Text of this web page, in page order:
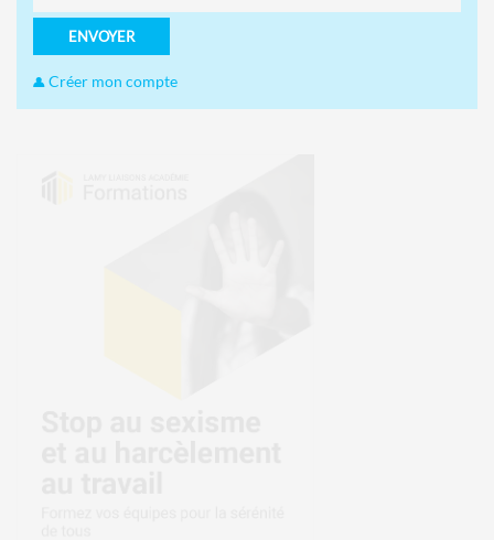
ENVOYER
Créer mon compte